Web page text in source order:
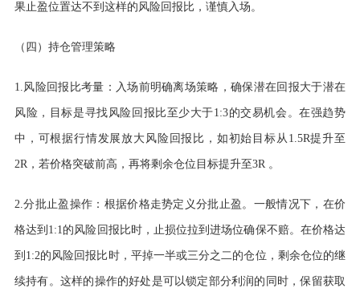
果止盈位置达不到这样的风险回报比，谨慎入场。
（四）持仓管理策略
1.风险回报比考量：入场前明确离场策略，确保潜在回报大于潜在
风险，目标是寻找风险回报比至少大于1:3的交易机会。在强趋势
中，可根据行情发展放大风险回报比，如初始目标从1.5R提升至
2R，若价格突破前高，再将剩余仓位目标提升至3R 。
2.分批止盈操作：根据价格走势定义分批止盈。一般情况下，在价
格达到1:1的风险回报比时，止损位拉到进场位确保不赔。在价格达
到1:2的风险回报比时，平掉一半或三分之二的仓位，剩余仓位的继
续持有。这样的操作的好处是可以锁定部分利润的同时，保留获取